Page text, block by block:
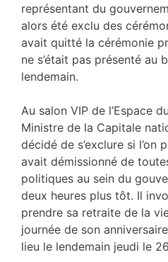
représentant du
alors été exclu des
avait quitté la cérémonie
ne s’était pas présenté au
lendemain.
Au salon VIP de l’Espace
Ministre de la Capitale
décidé de s’exclure si l’on
avait démissionné de
politiques au sein du
deux heures plus tôt. Il
prendre sa retraite de la
journée de son
lieu le lendemain jeudi le